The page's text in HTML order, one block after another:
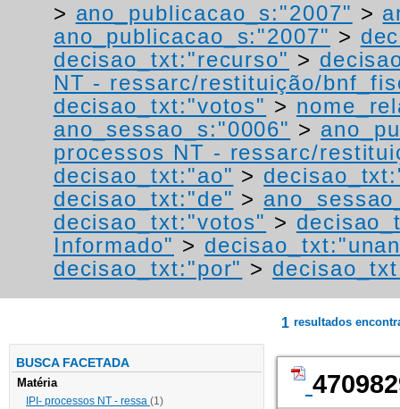
> ano_publicacao_s:"2007" >
ano_publicacao_s:"2007" >
decisao_txt:"recurso" >
NT - ressarc/restituição/
decisao_txt:"votos" >
ano_sessao_s:"0006" >
processos NT - ressarc/
decisao_txt:"ao" >
decisao_txt:"de" >
decisao_txt:"votos" >
Informado" >
decisao_txt:"por" >
BUSCA FACETADA
Matéria
IPI- processos NT - ressa (1)
1 resultados